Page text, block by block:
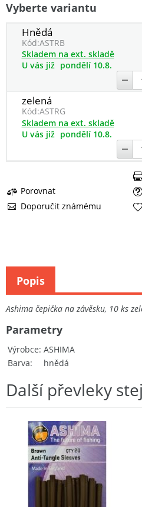
Vyberte variantu
Hnědá
Kód:ASTRB
Skladem na ext. skladě
U vás již pondělí 10.8.
zelená
Kód:ASTRG
Skladem na ext. skladě
U vás již pondělí 10.8.
Porovnat
Doporučit známému
Ashima čepička na závěsku, 10 ks
Výrobce ASHIMA
Barva
hnědá
Parametry
Popis
Další převleky